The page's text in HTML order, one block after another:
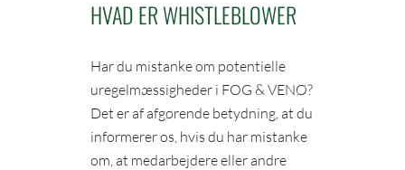
HVAD ER WHISTLEBLOWER
Har du mistanke om potentielle
uregelmæssigheder i FOG & VENØ?
Det er af afgørende betydning, at du
informerer os, hvis du har mistanke
om, at medarbejdere eller andre